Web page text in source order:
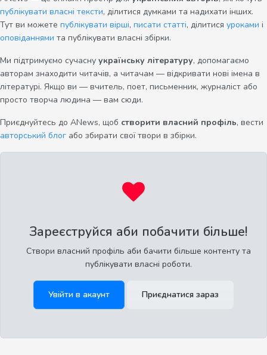
публікувати власні тексти, ділитися думками та надихати інших.
Тут ви можете публікувати вірші, писати статті, ділитися уроками і
оповіданнями та публікувати власні збірки.
Ми підтримуємо сучасну українську літературу, допомагаємо
авторам знаходити читачів, а читачам — відкривати нові імена в
літературі. Якщо ви — вчитель, поет, письменник, журналіст або
просто творча людина — вам сюди.
Приєднуйтесь до ANews, щоб створити власний профіль, вести
авторський блог або збирати свої твори в збірки.
Зареєструйся аби побачити більше!
Створи власний профіль аби бачити більше контенту та
публікувати власні роботи.
Увійти в акаунт Приєднатися зараз